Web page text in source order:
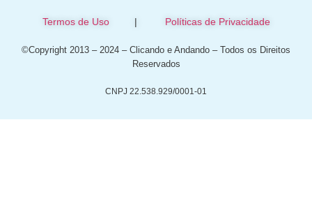
Termos de Uso| Políticas de Privacidade
©Copyright 2013 – 2024 – Clicando e Andando – Todos os Direitos
Reservados
CNPJ 22.538.929/0001-01